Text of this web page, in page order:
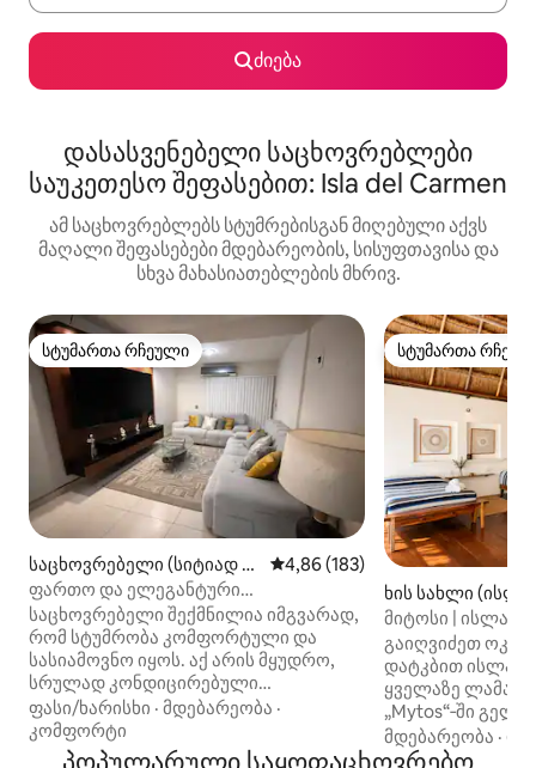
ძიება
დასასვენებელი საცხოვრებლები
საუკეთესო შეფასებით: Isla del Carmen
ამ საცხოვრებლებს სტუმრებისგან მიღებული აქვს
მაღალი შეფასებები მდებარეობის, სისუფთავისა და
სხვა მახასიათებლების მხრივ.
სტუმართა რჩეული
სტუმართა რჩეული
საცხოვრებელი (სიტიად დ
ელ კარმენი)
საშუალო შეფასებაა 5‑დან
4,86 (183)
ფართო და ელეგანტური
საცხოვრებელი ყველა
საყოფაცხოვრებო პირობით
საცხოვრებელი შექმნილია იმგვარად,
რომ სტუმრობა კომფორტული და
სასიამოვნო იყოს. აქ არის მყუდრო,
სრულად კონდიცირებული
მისაღები ოთახი 75‑დუიმიანი
სმარტ‑ტელევიზორით და
IPTV‑ს წვდომით ტელევიზიის,
ფასი/ხარისხი · მდებარეობა ·
კომფორტი
სტუმართა
სტუმართა
ხის სახლი (ისლა
მიტოსი | ისლა
გაიღვიძეთ
დატკბით
ყველაზე
„Mytos“‑ში
მშვიდი სივრცე,
დასასვენებლად
მდებარეობა ·